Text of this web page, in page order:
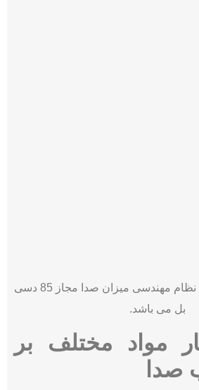
مطابق با استانداردهای نظام مهندسی میزان صدا مجاز 85 دسی
بل می باشد.
مواد مختلف بر
صدا